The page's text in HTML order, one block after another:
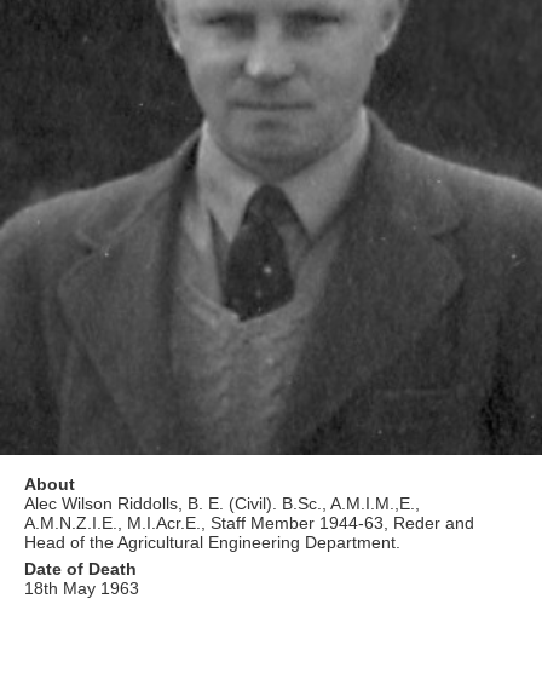
About
Alec Wilson Riddolls, B. E. (Civil). B.Sc., A.M.I.M.,E.,
A.M.N.Z.I.E., M.I.Acr.E., Staff Member 1944-63, Reder and
Head of the Agricultural Engineering Department.
Date of Death
18th May 1963